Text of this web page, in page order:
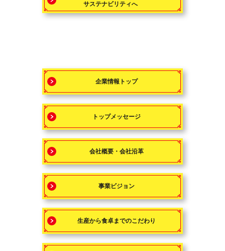
サステナビリティへ
企業情報トップ
トップメッセージ
会社概要・会社沿革
事業ビジョン
生産から食卓までのこだわり